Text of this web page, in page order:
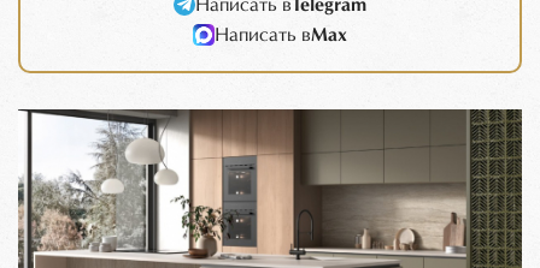
Написать вTelegram
Написать вMax